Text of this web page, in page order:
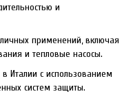
и
применений, включая
и тепловые насосы.
в Италии с использованием
систем защиты.